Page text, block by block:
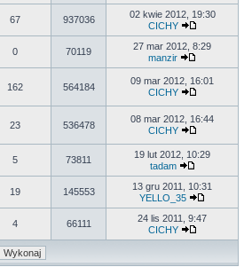
67 937036
02 kwie 2012, 19:30
CICHY
0 70119
27 mar 2012, 8:29
manzir
162 564184
09 mar 2012, 16:01
CICHY
23 536478
08 mar 2012, 16:44
CICHY
5 73811
19 lut 2012, 10:29
tadam
19 145553
13 gru 2011, 10:31
YELLO_35
4 66111
24 lis 2011, 9:47
CICHY